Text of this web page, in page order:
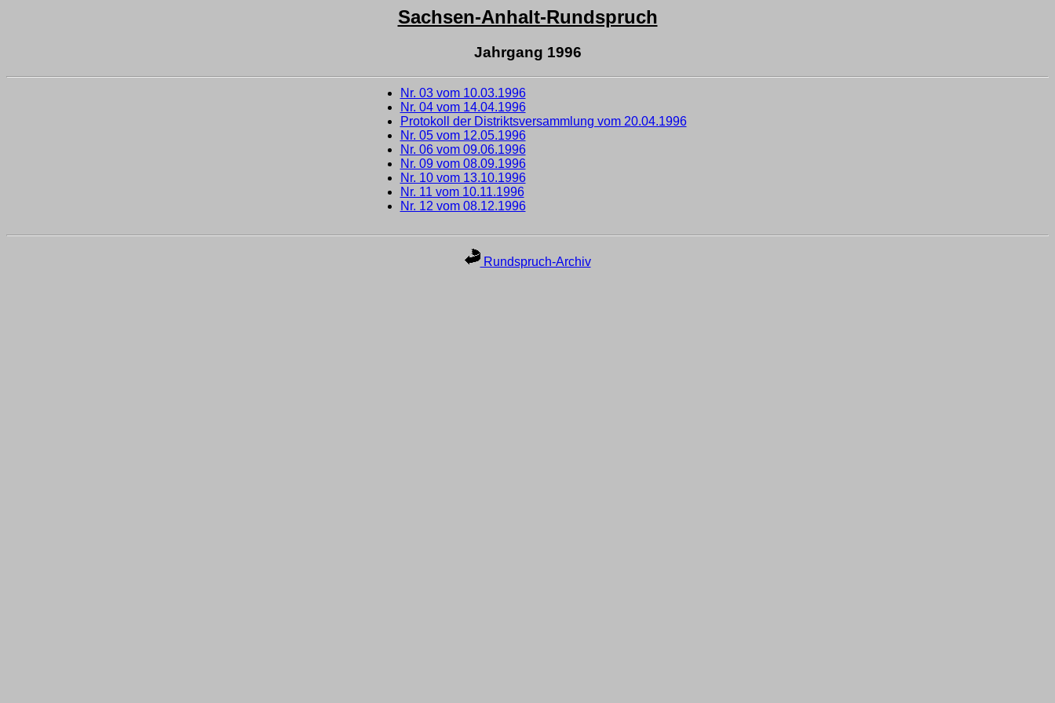
Sachsen-Anhalt-Rundspruch
Jahrgang 1996
Nr. 03 vom 10.03.1996
Nr. 04 vom 14.04.1996
Protokoll der Distriktsversammlung vom 20.04.1996
Nr. 05 vom 12.05.1996
Nr. 06 vom 09.06.1996
Nr. 09 vom 08.09.1996
Nr. 10 vom 13.10.1996
Nr. 11 vom 10.11.1996
Nr. 12 vom 08.12.1996
Rundspruch-Archiv